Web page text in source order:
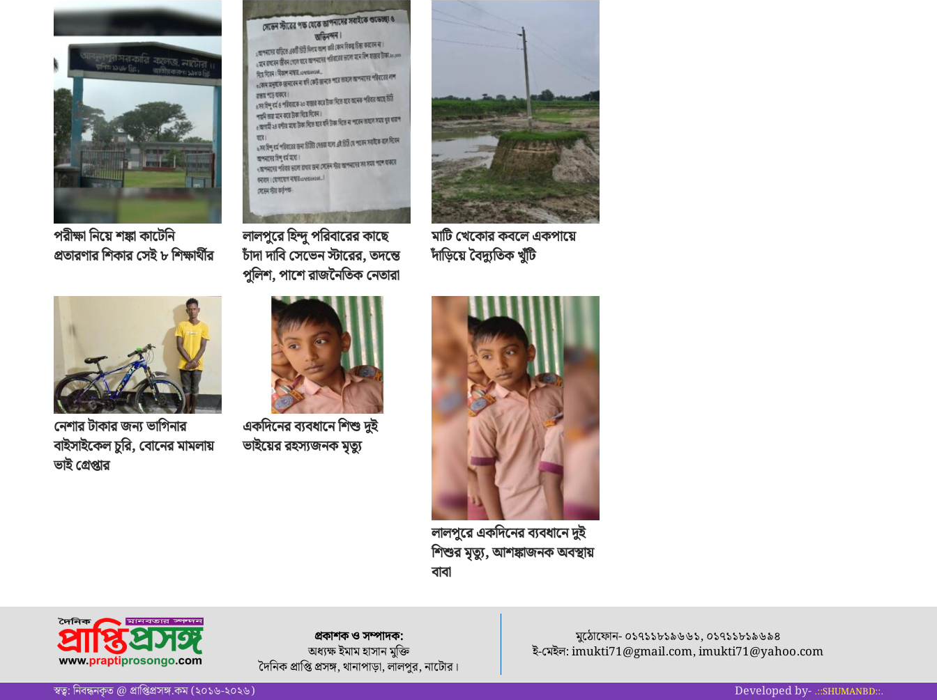
পরীক্ষা নিয়ে শঙ্কা কাটেনি
প্রতারণার শিকার সেই ৮ শিক্ষার্থীর
লালপুরে হিন্দু পরিবারের কাছে
চাঁদা দাবি সেভেন স্টারের, তদন্তে
পুলিশ, পাশে রাজনৈতিক নেতারা
মাটি খেকোর কবলে একপায়ে
দাঁড়িয়ে বৈদ্যুতিক খুঁটি
নেশার টাকার জন্য ভাগিনার
বাইসাইকেল চুরি, বোনের মামলায়
ভাই গ্রেপ্তার
একদিনের ব্যবধানে শিশু দুই
ভাইয়ের রহস্যজনক মৃত্যু
লালপুরে একদিনের ব্যবধানে দুই
শিশুর মৃত্যু, আশঙ্কাজনক অবস্থায়
বাবা
প্রকাশক ও সম্পাদক:
অধ্যক্ষ ইমাম হাসান মুক্তি
দৈনিক প্রাপ্তি প্রসঙ্গ, থানাপাড়া, লালপুর, নাটোর।
মুঠোফোন- ০১৭১১৮১৯৬৬১, ০১৭১১৮১৯৬৯৪
ই-মেইল:imukti71@gmail.com,imukti71@yahoo.com
স্বত্ব: নিবন্ধনকৃত @ প্রাপ্তিপ্রসঙ্গ.কম (২০১৬-২০২৬) Developed by- .::SHUMANBD::.